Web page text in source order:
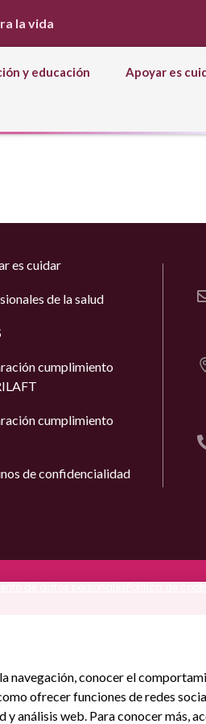
la vida
y educación Apoyar es
es cuidar
de la salud
cumplimiento
cumplimiento
de confidencialidad
navegación, conocer el
ofrecer funciones de redes
análisis web. Para conocer más,